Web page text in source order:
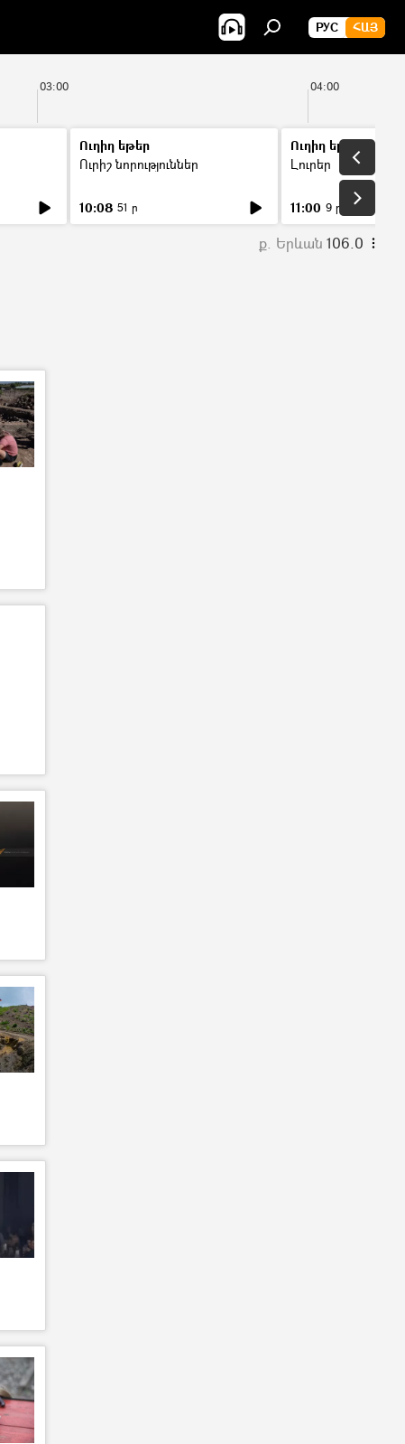
РУС ՀԱՅ
03:00 04:00
Ուղիղ եթեր
Ուրիշ նորություններ
10:08 51 ր
Ուղիղ եթեր
Լուրեր
11:00 9 ր
ք. Երևան 106.0